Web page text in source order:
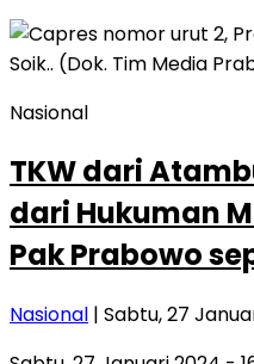
Nasional
TKW dari
dari Hukuman
Pak Prabowo
Nasional | Sabtu, 27